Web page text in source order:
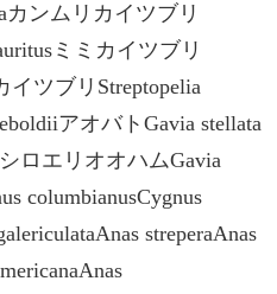
カンムリカイツブリ
ミミカイツブリ
イツブリStreptopelia
アオバトGavia stellata
ロエリオオハムGavia
columbianusCygnus
streperaAnas